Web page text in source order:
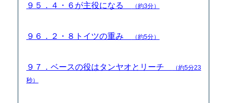
９５．４・６が主役になる （約3分）
９６．２・８トイツの重み （約5分）
９７．ベースの役はタンヤオとリーチ
（約5分23
秒）